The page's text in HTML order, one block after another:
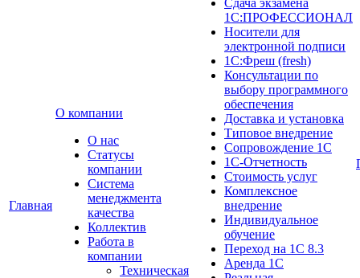
Главная
О компании
О нас
Cтатусы
компании
Система
менеджмента
качества
Коллектив
Работа в
компании
Техническая
1С:ПРОФЕССИОНАЛ
Носители для
электронной подписи
1С:Фреш (fresh)
Консультации по
выбору программного
обеспечения
Доставка и установка
Типовое внедрение
Сопровождение 1С
1С-Отчетность
Стоимость услуг
Комплексное
внедрение
Индивидуальное
обучение
Переход на 1С 8.3
Аренда 1С